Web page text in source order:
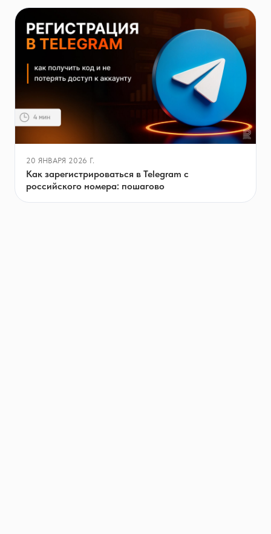
20 ЯНВАРЯ 2026 Г.
Как зарегистрироваться в Telegram с
российского номера: пошагово